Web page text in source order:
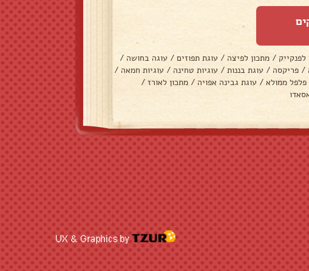
לפנקייק / מתכון לפיצה / עוגת תפוזים / עוגה בחושה /
/ פריקסה / עוגת בננות / עוגיות טחינה / עוגיות חמאה /
פלפל ממולא / עוגת גבינה אפויה / מתכון לאורז /